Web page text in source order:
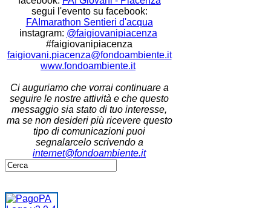
segui l'evento su facebook:
FAImarathon Sentieri d'acqua
instagram: @faigiovanipiacenza
#faigiovanipiacenza
faigiovani.piacenza@fondoambiente.it
www.fondoambiente.it
Ci auguriamo che vorrai continuare a
seguire le nostre attività e che questo
messaggio sia stato di tuo interesse,
ma se non desideri più ricevere questo
tipo di comunicazioni puoi
segnalarcelo scrivendo a
internet@fondoambiente.it